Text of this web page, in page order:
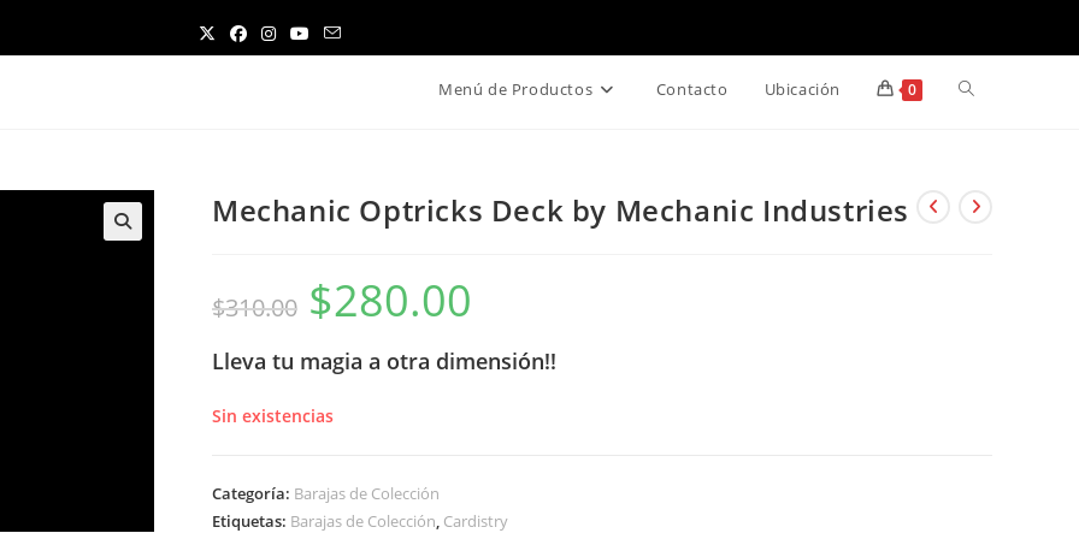
Menú de Productos Contacto Ubicación 0 Alternar
de
Mechanic Optricks Deck by Mechanic Industries
$310.00
El
precio
original
$310.00.
$280.00
$280.00.
Lleva tu magia a otra dimensión!!
Sin existencias
Categoría: Barajas de Colección
Etiquetas: Barajas de Colección, Cardistry